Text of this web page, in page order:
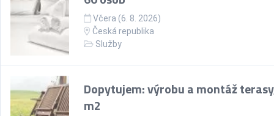
Včera (6. 8. 2026)
Česká republika
Služby
Dopytujem: výrobu a montáž
m2